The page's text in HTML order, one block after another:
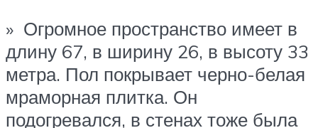
» Огромное пространство имеет в
длину 67, в ширину 26, в высоту 33
метра. Пол покрывает черно-белая
мраморная плитка. Он
подогревался, в стенах тоже была